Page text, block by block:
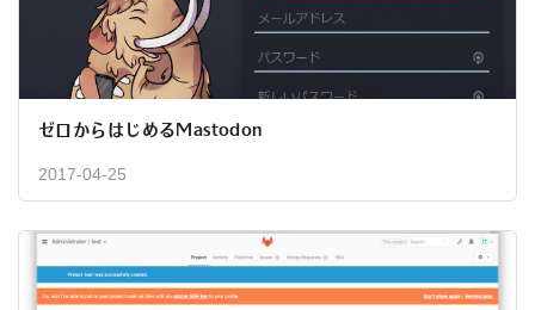
ゼロからはじめるMastodon
2017-04-25